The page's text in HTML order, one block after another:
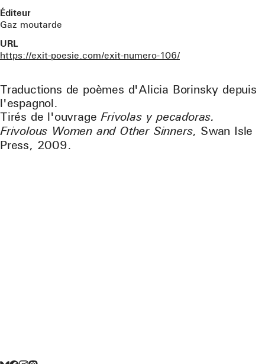
Éditeur
Gaz moutarde
URL
https://exit-poesie.com/exit-numero-106/
Traductions de poèmes d'Alicia Borinsky depuis
l'espagnol.
Tirés de l'ouvrage Frivolas y pecadoras.
Frivolous Women and Other Sinners, Swan Isle
Press, 2009.